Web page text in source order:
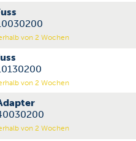
von 2 Wochen
von 2 Wochen
von 2 Wochen